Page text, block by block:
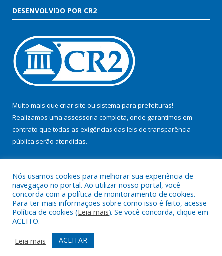
DESENVOLVIDO POR CR2
Muito mais que criar site ou sistema para prefeituras!
Realizamos uma assessoria completa, onde garantimos em
contrato que todas as exigências das leis de transparência
pública serão atendidas.
Todos os direitos reservados a Câmara Municipal de Cidade.
Mapa do Site
Acessar Área Administrativa
Acessar Webmail
Nós usamos cookies para melhorar sua experiência de
navegação no portal. Ao utilizar nosso portal, você
concorda com a política de monitoramento de cookies.
Para ter mais informações sobre como isso é feito, acesse
Política de cookies (Leia mais). Se você concorda, clique em
ACEITO.
Leia mais
ACEITAR